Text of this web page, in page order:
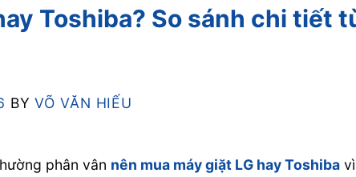
Toshiba? So sánh chi tiết
BYVÕ VĂN HIẾU
phân vân nên mua máy giặt LG hay Toshiba vì